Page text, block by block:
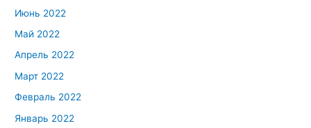
Июнь 2022
Май 2022
Апрель 2022
Март 2022
Февраль 2022
Январь 2022